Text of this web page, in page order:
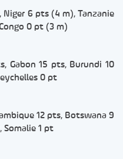
Niger 6 pts (4 m), Tanzanie
0 pt (3 m)
Gabon 15 pts, Burundi 10
0 pt
12 pts, Botswana 9
Somalie 1 pt